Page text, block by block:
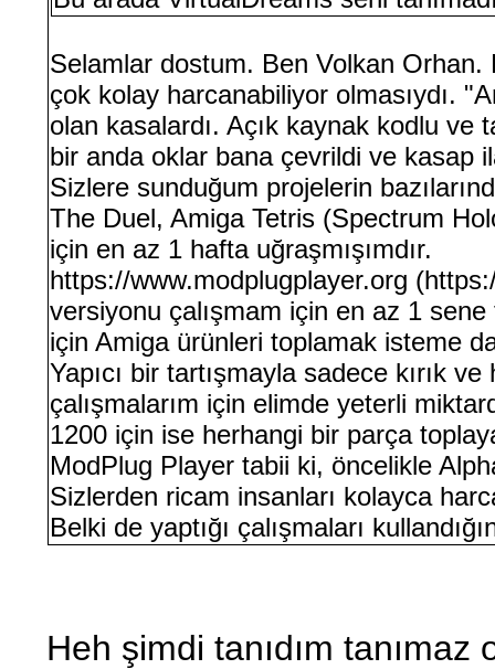
Selamlar dostum. Ben Volkan Orhan.
çok kolay harcanabiliyor olmasıydı.
olan kasalardı. Açık kaynak kodlu ve
bir anda oklar bana çevrildi ve kasap
Sizlere sunduğum projelerin
The Duel, Amiga Tetris (Spectrum
için en az 1 hafta uğraşmışımdır.
https://www.modplugplayer.org
versiyonu çalışmam için en az 1
için Amiga ürünleri toplamak isteme
Yapıcı bir tartışmayla sadece kırık
çalışmalarım için elimde yeterli
1200 için ise herhangi bir parça
ModPlug Player tabii ki, öncelikle
Sizlerden ricam insanları kolayca
Belki de yaptığı çalışmaları
Heh şimdi tanıdım